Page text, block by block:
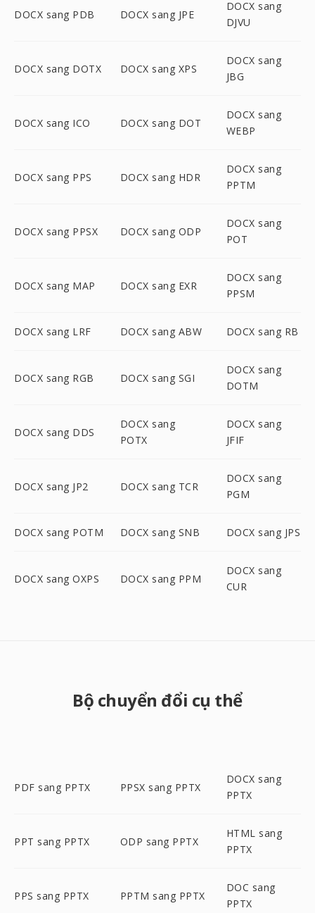
DOCX sang PDB DOCX sang JPE
DOCX sang
DJVU
DOCX sang DOTX DOCX sang XPS
DOCX sang
JBG
DOCX sang ICO DOCX sang DOT
DOCX sang
WEBP
DOCX sang PPS DOCX sang HDR
DOCX sang
PPTM
DOCX sang PPSX DOCX sang ODP
DOCX sang
POT
DOCX sang MAP DOCX sang EXR
DOCX sang
PPSM
DOCX sang LRF DOCX sang ABW DOCX sang RB
DOCX sang RGB DOCX sang SGI
DOCX sang
DOTM
DOCX sang DDS
DOCX sang
POTX
DOCX sang
JFIF
DOCX sang JP2 DOCX sang TCR
DOCX sang
PGM
DOCX sang POTM DOCX sang SNB DOCX sang JPS
DOCX sang OXPS DOCX sang PPM
DOCX sang
CUR
Bộ chuyển đổi cụ thể
PDF sang PPTX PPSX sang PPTX
DOCX sang
PPTX
PPT sang PPTX ODP sang PPTX
HTML sang
PPTX
PPS sang PPTX PPTM sang PPTX
DOC sang
PPTX